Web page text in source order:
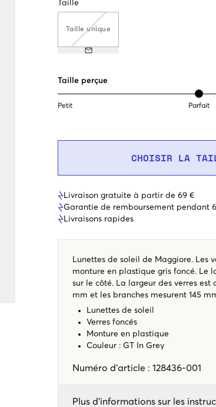
Taille
Taille unique
Taille perçue
Petit Parfait
CHOISIR LA
Livraison gratuite à partir de 69 €
Garantie de remboursement pendant
Livraisons rapides
Lunettes de soleil de Maggiore. Les
monture en plastique gris foncé. Le
sur le côté. La largeur des verres est
mm et les branches mesurent 145
Lunettes de soleil
Verres foncés
Monture en plastique
Couleur : GT In Grey
Numéro d'article : 128436-001
Plus d'informations sur les